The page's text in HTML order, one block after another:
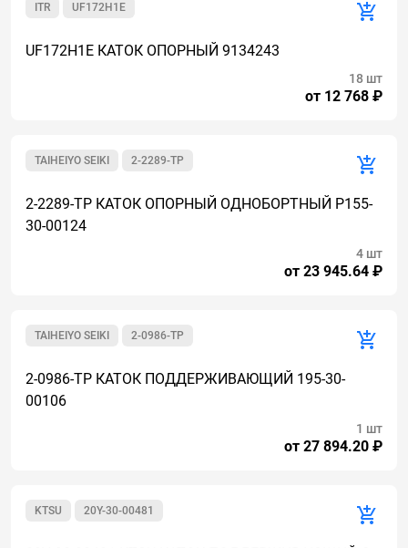
UF172H1E
ITR
UF172H1E КАТОК ОПОРНЫЙ 9134243
от 12 768 ₽
18 шт
2-2289-TP
TAIHEIYO SEIKI
2-2289-TP КАТОК ОПОРНЫЙ ОДНОБОРТНЫЙ P155-
30-00124
от 23 945.64 ₽
4 шт
2-0986-TP
TAIHEIYO SEIKI
2-0986-TP КАТОК ПОДДЕРЖИВАЮЩИЙ 195-30-
00106
от 27 894.20 ₽
1 шт
20Y-30-00481
KTSU